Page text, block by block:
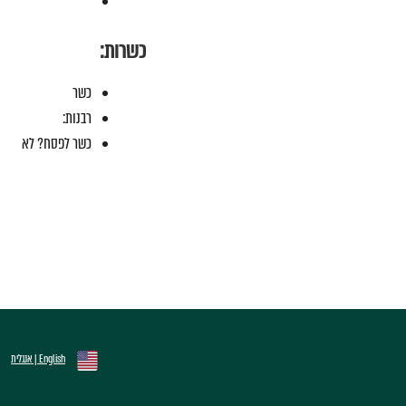
כשרות:
כשר
רבנות:
כשר לפסח? לא
English | אנגלית